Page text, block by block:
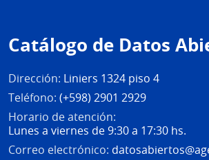
de
página
Catálogo de Datos
Dirección: Liniers 1324 piso 4
Teléfono: (+598) 2901 2929
Horario de atención:
Lunes a viernes de 9:30 a 17:30 hs.
Correo electrónico: